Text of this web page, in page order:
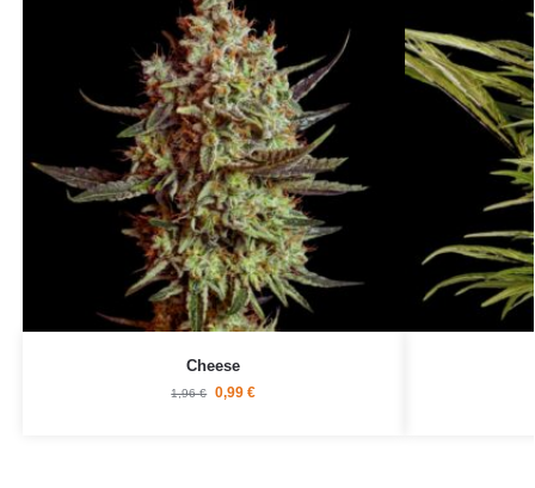
Cheese
1,96€ 0,99€